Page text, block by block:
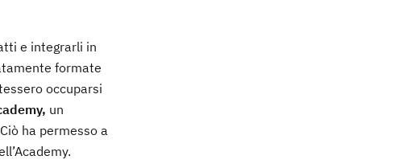
e integrarli in
formate
occuparsi
un
ha permesso a